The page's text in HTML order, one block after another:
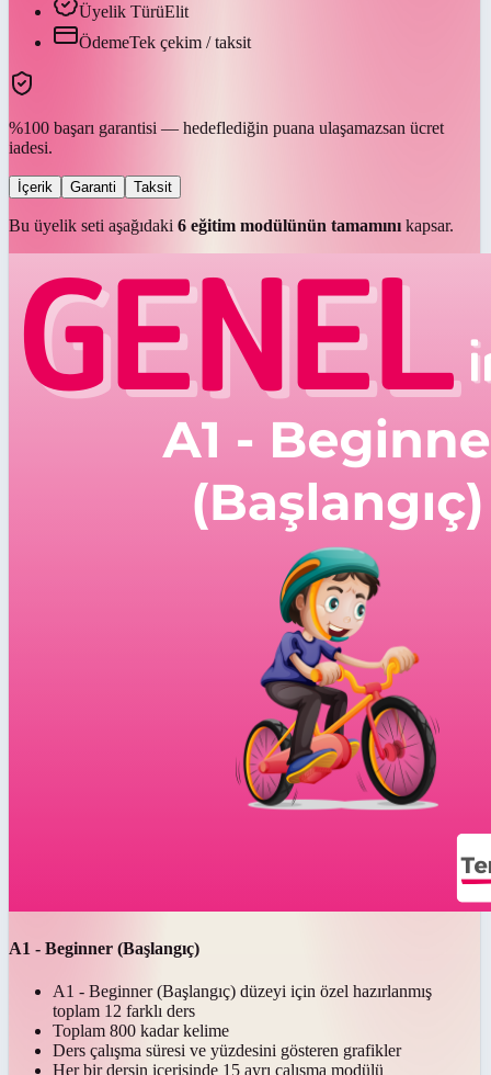
Üyelik TürüElit
ÖdemeTek çekim / taksit
%100 başarı garantisi — hedeflediğin puana ulaşamazsan ücret
iadesi.
İçerik Garanti Taksit
Bu üyelik seti aşağıdaki 6 eğitim modülünün tamamını kapsar.
A1 - Beginner (Başlangıç)
A1 - Beginner (Başlangıç) düzeyi için özel hazırlanmış
toplam 12 farklı ders
Toplam 800 kadar kelime
Ders çalışma süresi ve yüzdesini gösteren grafikler
Her bir dersin içerisinde 15 ayrı çalışma modülü